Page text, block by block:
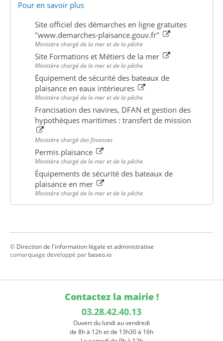
Pour en savoir plus
Site officiel des démarches en ligne gratuites
"www.demarches-plaisance.gouv.fr"
Ministère chargé de la mer et de la pêche
Site Formations et Métiers de la mer
Ministère chargé de la mer et de la pêche
Équipement de sécurité des bateaux de
plaisance en eaux intérieures
Ministère chargé de la mer et de la pêche
Francisation des navires, DFAN et gestion des
hypothèques maritimes : transfert de mission
Ministère chargé des finances
Permis plaisance
Ministère chargé de la mer et de la pêche
Équipements de sécurité des bateaux de
plaisance en mer
Ministère chargé de la mer et de la pêche
© Direction de l'information légale et administrative
comarquage developpé par baseo.io
Contactez la mairie !
03.28.42.40.13
Ouvert du lundi au vendredi
de 8h à 12h et de 13h30 à 16h